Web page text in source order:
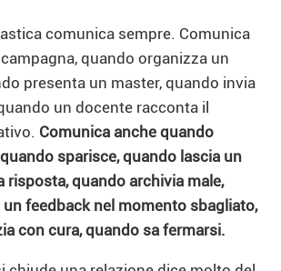
comunica sempre. Comunica
quando organizza un
presenta un master, quando invia
un docente racconta il
Comunica anche quando
sparisce, quando lascia un
risposta, quando archivia male,
feedback nel momento sbagliato,
con cura, quando sa fermarsi.